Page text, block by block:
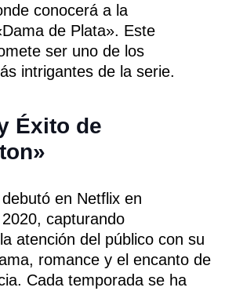
conocerá a la
de Plata». Este
ser uno de los
intrigantes de la serie.
Éxito de
en Netflix en
capturando
atención del público con su
romance y el encanto de
Cada temporada se ha